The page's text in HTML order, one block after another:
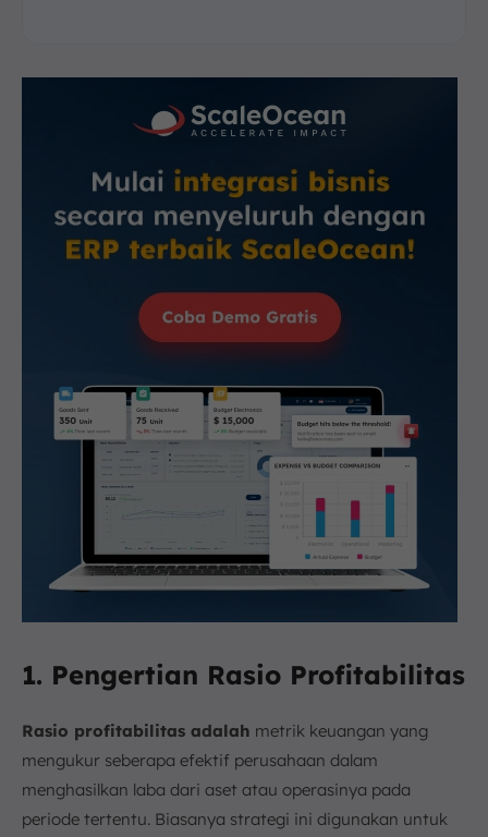
1. Pengertian Rasio Profitabilitas
Rasio profitabilitas adalah metrik keuangan yang
mengukur seberapa efektif perusahaan dalam
menghasilkan laba dari aset atau operasinya pada
periode tertentu. Biasanya strategi ini digunakan untuk